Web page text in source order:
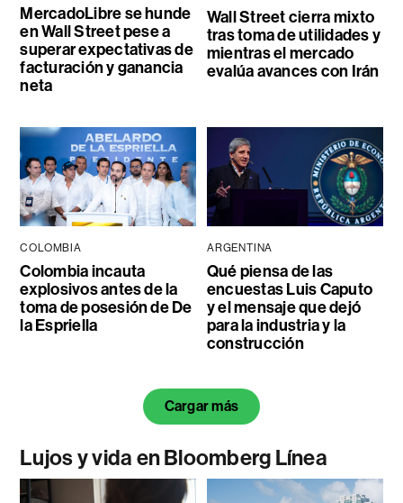
MercadoLibre se hunde
en Wall Street pese a
superar expectativas de
facturación y ganancia
neta
Wall Street cierra mixto
tras toma de utilidades y
mientras el mercado
evalúa avances con Irán
COLOMBIA
Colombia incauta
explosivos antes de la
toma de posesión de De
la Espriella
ARGENTINA
Qué piensa de las
encuestas Luis Caputo
y el mensaje que dejó
para la industria y la
construcción
Cargar más
Lujos y vida en Bloomberg Línea